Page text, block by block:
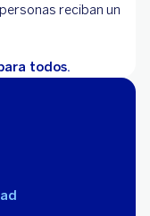
reciban un
todos.